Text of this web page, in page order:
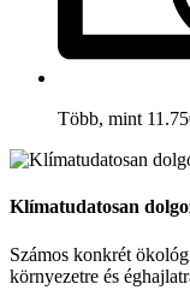
Több, mint
Klímatudatosan
Számos konkrét
környezetre és